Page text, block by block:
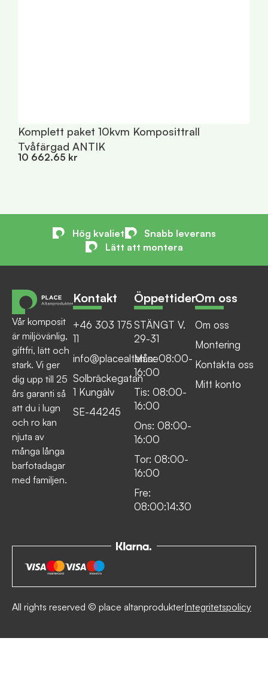
Komplett paket 10kvm Komposittrall
Tvåfärgad ANTIK
10 662.65 kr
Hög kvaliet
Snabb leverans
Lätt att montera
Vår komposit
är miljövänlig,
giftfri, lätt och
stark. Vi ger
dig upp till 25
års garanti så
att du i lugn
och ro kan
njuta av
många långa
barfotadagar
med familjen.
Kontakt
+46 303 175
11
info@placealtan.se
Solbräckegatan
1 Kungälv
SE-44245
Öppettider
STÄNGT V.
29-31
Mån: 08:00-
16:00
Tis: 08:00-
16:00
Ons: 08:00-
16:00
Tor: 08:00-
16:00
Fre:
08:00:14:30
Om oss
Om oss
Montering
Kontakta oss
Mitt konto
All rights reserved © place altanprodukterIntegritetspolicy